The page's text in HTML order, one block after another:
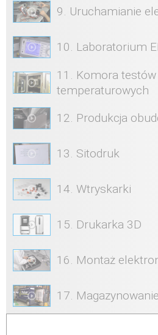
9. Uruchamianie
10. Laboratorium
11. Komora testów
temperaturowych
12. Produkcja
13. Sitodruk
14. Wtryskarki
15. Drukarka 3D
16. Montaż
17.